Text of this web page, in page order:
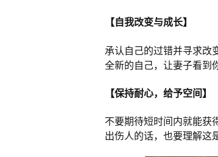
【自我改变与成长】
承认自己的过错并寻求改
全新的自己，让妻子看到
【保持耐心，给予空间】
不要期待短时间内就能获
出伤人的话，也要理解这